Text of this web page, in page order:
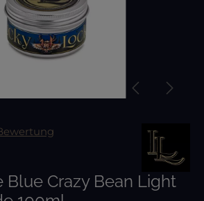
Blue Crazy Bean Light